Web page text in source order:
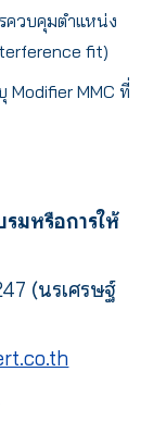
ควบคุมตำแหน่ง
fit)
Modifier MMC ที่
มหรือการให้
(นรเศรษฐ์